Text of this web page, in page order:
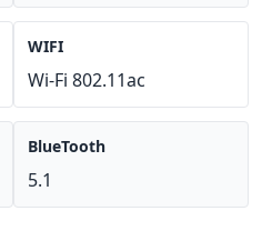
WIFI
Wi-Fi 802.11ac
BlueTooth
5.1